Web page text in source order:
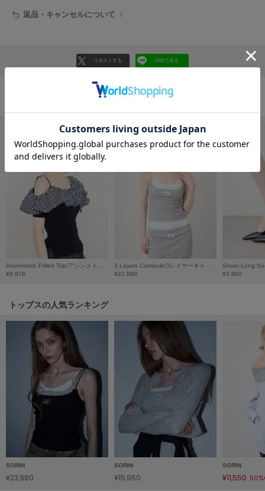
GELATO PIQUE CAT&DOG
gelato pique Sleep
ジェラート ピケ スリープ
GRAMICCI
グラミチ
HUNTER
ハンター
HOKA ONEONE
ホカ オネオネ
LAATO
ラート
le coq sportif
返品・キャンセルについて
リポストする LINEで送る
¥8,976
¥22,880
¥3,960
トップスの人気ランキング
SORIN
¥23,980
SORIN
¥15,950
SORIN
¥11,550